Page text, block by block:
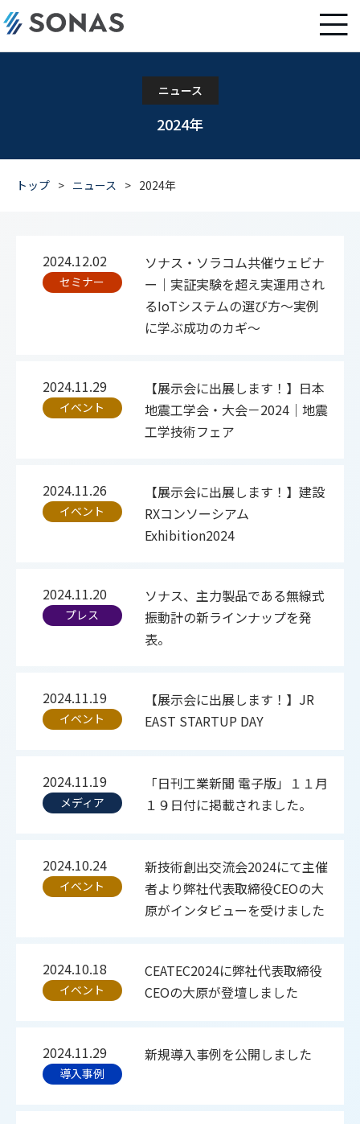
ニュース
2024年
トップ > ニュース > 2024年
2024.12.02
セミナー
ソナス・ソラコム共催ウェビナ
ー｜実証実験を超え実運用され
るIoTシステムの選び方～実例
に学ぶ成功のカギ～
2024.11.29
イベント
【展示会に出展します！】日本
地震工学会・大会－2024｜地震
工学技術フェア
2024.11.26
イベント
【展示会に出展します！】建設
RXコンソーシアム
Exhibition2024
2024.11.20
プレス
ソナス、主力製品である無線式
振動計の新ラインナップを発
表。
2024.11.19
イベント
【展示会に出展します！】JR
EAST STARTUP DAY
2024.11.19
メディア
「日刊工業新聞 電子版」１１月
１９日付に掲載されました。
2024.10.24
イベント
新技術創出交流会2024にて主催
者より弊社代表取締役CEOの大
原がインタビューを受けました
2024.10.18
イベント
CEATEC2024に弊社代表取締役
CEOの大原が登壇しました
2024.11.29
導入事例
新規導入事例を公開しました